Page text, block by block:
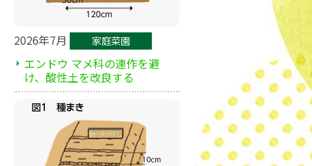
2026年7月 家庭菜園
エンドウ マメ科の連作を避
け、酸性土を改良する